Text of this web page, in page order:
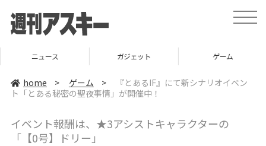
t
o
v
ニュース ガジェット ゲーム
home > ゲーム >
『とあるIF』にて新シナリオイベン
ト「とある秘密の聖夜事情」が開催中！
イベント報酬は、★3アシストキャラクターの
「【0号】ドリー」